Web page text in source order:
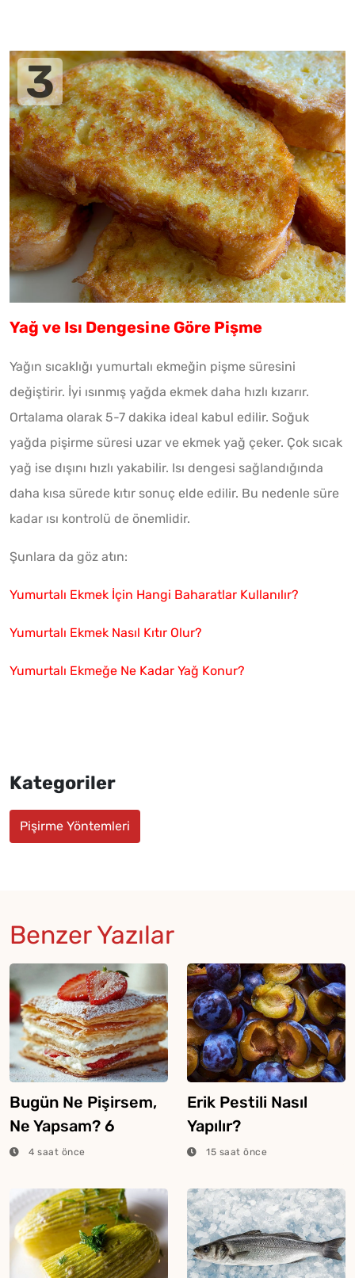
Yağ ve Isı Dengesine Göre Pişme
Yağın sıcaklığı yumurtalı ekmeğin pişme süresini
değiştirir. İyi ısınmış yağda ekmek daha hızlı kızarır.
Ortalama olarak 5-7 dakika ideal kabul edilir. Soğuk
yağda pişirme süresi uzar ve ekmek yağ çeker. Çok sıcak
yağ ise dışını hızlı yakabilir. Isı dengesi sağlandığında
daha kısa sürede kıtır sonuç elde edilir. Bu nedenle süre
kadar ısı kontrolü de önemlidir.
Şunlara da göz atın:
Yumurtalı Ekmek İçin Hangi Baharatlar Kullanılır?
Yumurtalı Ekmek Nasıl Kıtır Olur?
Yumurtalı Ekmeğe Ne Kadar Yağ Konur?
Kategoriler
Pişirme Yöntemleri
Benzer Yazılar
Bugün Ne Pişirsem,
Ne Yapsam? 6
Ağustos 2026
4 saat önce
Erik Pestili Nasıl
Yapılır?
15 saat önce